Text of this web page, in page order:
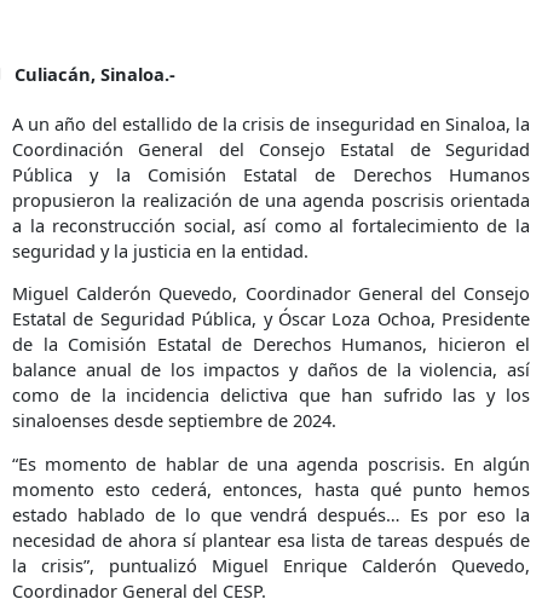
Culiacán, Sinaloa.-
A un año del estallido de la crisis de inseguridad en Sinaloa, la
Coordinación General del Consejo Estatal de Seguridad
Pública y la Comisión Estatal de Derechos Humanos
propusieron la realización de una agenda poscrisis orientada
a la reconstrucción social, así como al fortalecimiento de la
seguridad y la justicia en la entidad.
Miguel Calderón Quevedo, Coordinador General del Consejo
Estatal de Seguridad Pública, y Óscar Loza Ochoa, Presidente
de la Comisión Estatal de Derechos Humanos, hicieron el
balance anual de los impactos y daños de la violencia, así
como de la incidencia delictiva que han sufrido las y los
sinaloenses desde septiembre de 2024.
“Es momento de hablar de una agenda poscrisis. En algún
momento esto cederá, entonces, hasta qué punto hemos
estado hablado de lo que vendrá después… Es por eso la
necesidad de ahora sí plantear esa lista de tareas después de
la crisis”, puntualizó Miguel Enrique Calderón Quevedo,
Coordinador General del CESP.